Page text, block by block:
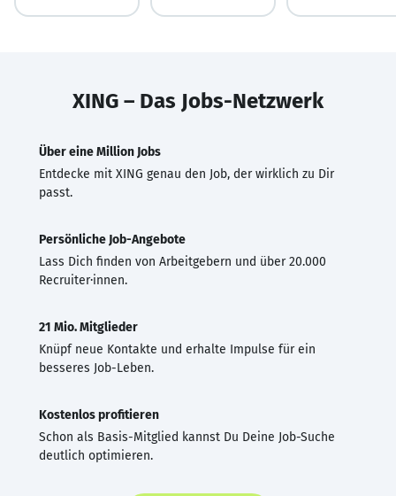
XING – Das Jobs-Netzwerk
Über eine Million Jobs
Entdecke mit XING genau den Job, der wirklich zu Dir
passt.
Persönliche Job-Angebote
Lass Dich finden von Arbeitgebern und über 20.000
Recruiter·innen.
21 Mio. Mitglieder
Knüpf neue Kontakte und erhalte Impulse für ein
besseres Job-Leben.
Kostenlos profitieren
Schon als Basis-Mitglied kannst Du Deine Job-Suche
deutlich optimieren.